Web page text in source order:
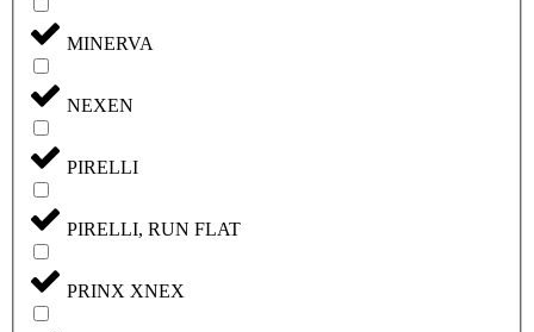
MINERVA
NEXEN
PIRELLI
PIRELLI, RUN FLAT
PRINX XNEX